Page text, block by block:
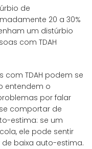
de
20 a 30%
um distúrbio
com TDAH
com TDAH podem se
entendem o
por falar
comportar de
estima: se um
ele pode sentir
baixa auto-estima.